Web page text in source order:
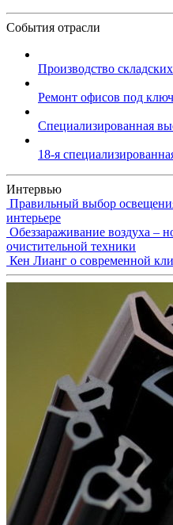
События отрасли
Производство
Ремонт офисов под ключ
Специализированная
18-я
Интервью
Правильный выбор
интерьере
Обеззараживание воздуха –
очистительной техники
Кен Лианг о современной